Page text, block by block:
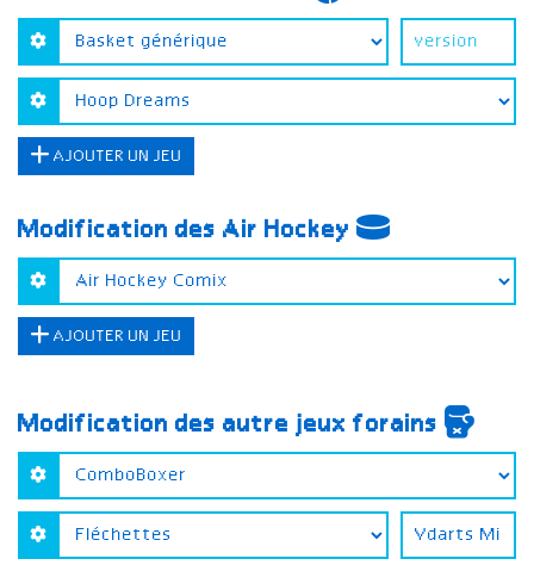
AJOUTER UN JEU
Modification des Air Hockey
AJOUTER UN JEU
Modification des autre jeux forains